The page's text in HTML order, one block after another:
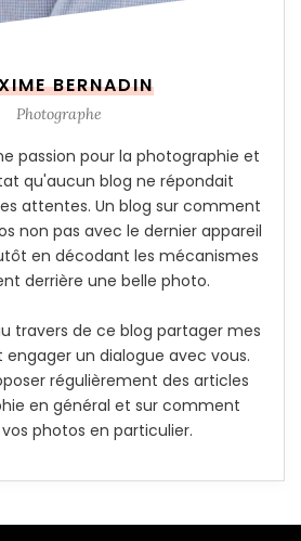
BERNADIN
Photographe
passion pour la photographie et
qu'aucun blog ne répondait
attentes. Un blog sur comment
non pas avec le dernier appareil
en décodant les mécanismes
derrière une belle photo.
travers de ce blog partager mes
un dialogue avec vous.
régulièrement des articles
en général et sur comment
photos en particulier.